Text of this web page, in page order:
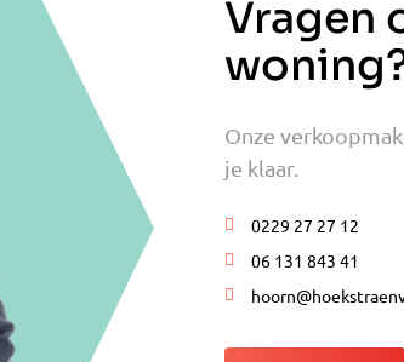
Vragen
Onze
je klaar.
0229 27 27 12
06 131 843 41